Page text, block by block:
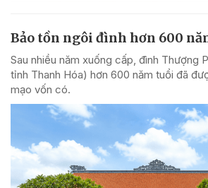
Bảo tồn ngôi đình hơn 600
Sau nhiều năm xuống cấp, đình Thượng
tỉnh Thanh Hóa) hơn 600 năm tuổi đã
mạo vốn có.